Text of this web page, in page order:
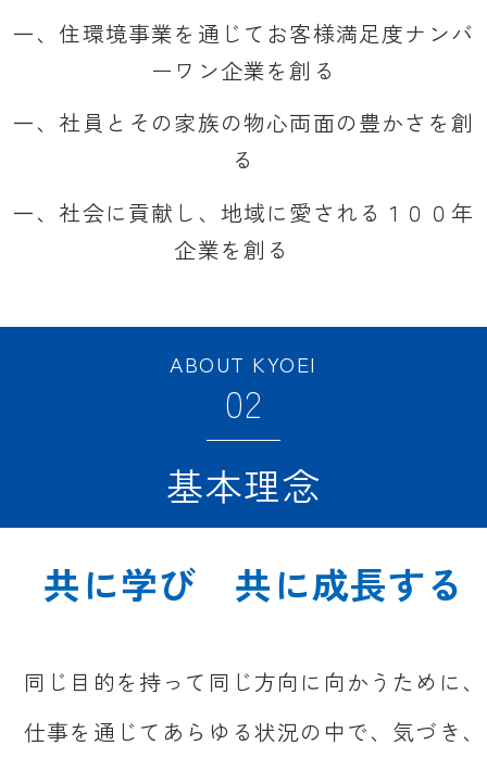
一、住環境事業を通じてお客様満足度ナンバ
ーワン企業を創る
一、社員とその家族の物心両面の豊かさを創
る
一、社会に貢献し、地域に愛される１００年
企業を創る
ABOUT KYOEI
02
基本理念
共に学び 共に成長する
同じ目的を持って同じ方向に向かうために、
仕事を通じてあらゆる状況の中で、気づき、